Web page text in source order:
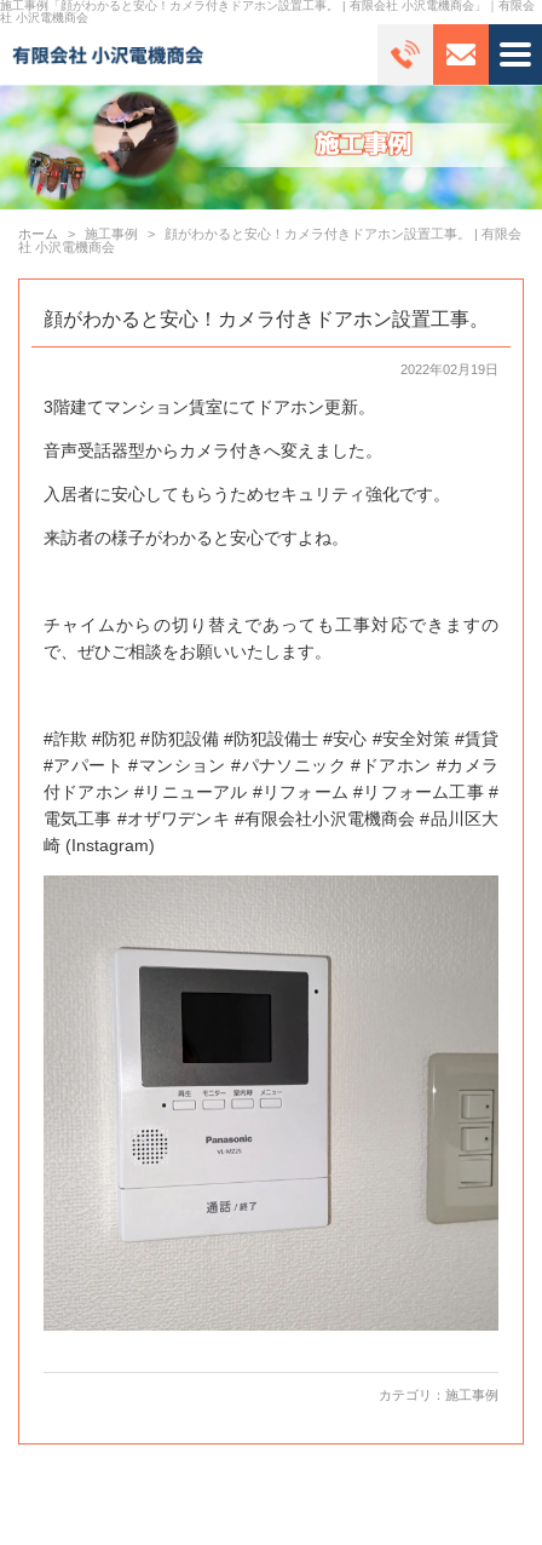
施工事例「顔がわかると安心！カメラ付きドアホン設置工事。 | 有限会社 小沢電機商会」｜有限会
社 小沢電機商会
ホーム 施工事例
顔がわかると安心！カメラ付きドアホン設置工事。 | 有限会
社 小沢電機商会
顔がわかると安心！カメラ付きドアホン設置工事。
2022年02月19日
3階建てマンション賃室にてドアホン更新。
音声受話器型からカメラ付きへ変えました。
入居者に安心してもらうためセキュリティ強化です。
来訪者の様子がわかると安心ですよね。️
チャイムからの切り替えであっても工事対応できますの
で、ぜひご相談をお願いいたします。
#詐欺 #防犯 #防犯設備 #防犯設備士 #安心 #安全対策 #賃貸
#アパート #マンション #パナソニック #ドアホン #カメラ
付ドアホン #リニューアル #リフォーム #リフォーム工事 #
電気工事 #オザワデンキ #有限会社小沢電機商会 #品川区大
崎 (Instagram)
カテゴリ： 施工事例